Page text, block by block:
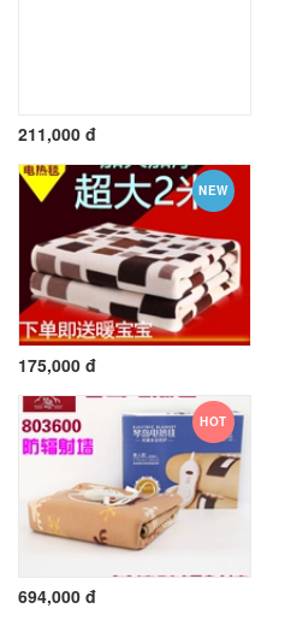
211,000 đ
NEW
175,000 đ
HOT
694,000 đ